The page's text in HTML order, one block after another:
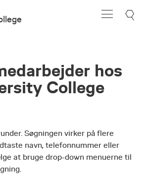
hos
College
Søgningen virker på flere
navn, telefonnummer eller
at bruge drop-down menuerne til